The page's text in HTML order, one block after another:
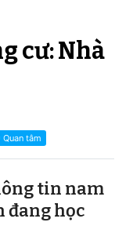
cư: Nhà
tin nam
đang học